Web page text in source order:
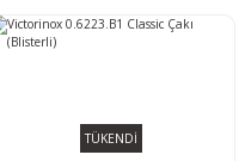
TÜKENDİ